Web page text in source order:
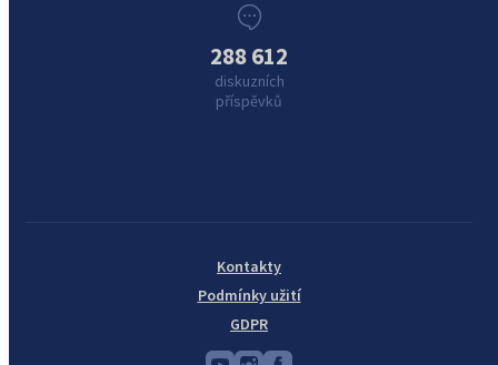
288 612
diskuzních
příspěvků
Kontakty
Podmínky užití
GDPR